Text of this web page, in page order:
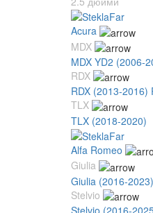
Acura
MDX
MDX YD2 (2006-
RDX
RDX (2013-2016)
TLX
TLX (2018-2020)
Alfa Romeo
Giulia
Giulia (2016-2023)
Stelvio
Stelvio (2016-